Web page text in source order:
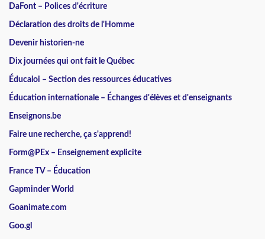
DaFont – Polices d'écriture
Déclaration des droits de l'Homme
Devenir historien-ne
Dix journées qui ont fait le Québec
Éducaloi – Section des ressources éducatives
Éducation internationale – Échanges d'élèves et d'enseignants
Enseignons.be
Faire une recherche, ça s'apprend!
Form@PEx – Enseignement explicite
France TV – Éducation
Gapminder World
Goanimate.com
Goo.gl